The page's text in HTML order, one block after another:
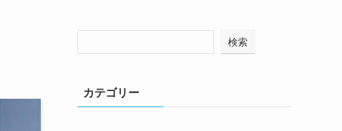
検索
カテゴリー